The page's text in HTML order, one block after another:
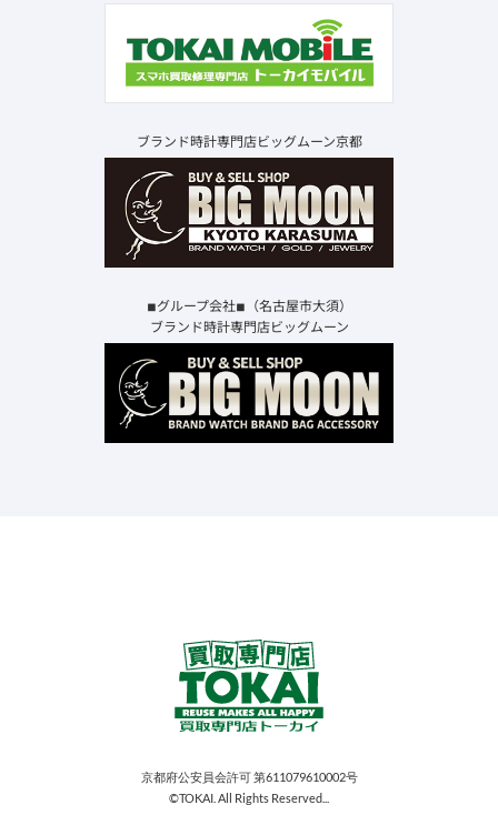
ブランド時計専門店ビッグムーン京都
◾︎グループ会社◾︎（名古屋市大須）
ブランド時計専門店ビッグムーン
京都府公安員会許可 第611079610002号
©TOKAI. All Rights Reserved...